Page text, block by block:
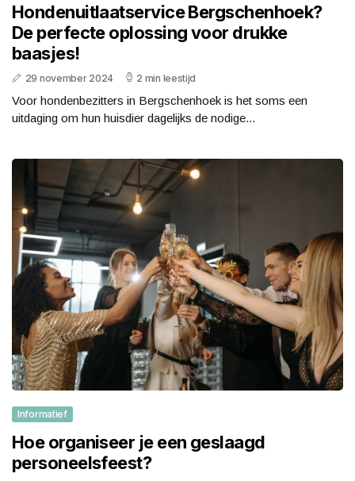
Hondenuitlaatservice Bergschenhoek?
De perfecte oplossing voor drukke
baasjes!
29 november 2024 2 min leestijd
Voor hondenbezitters in Bergschenhoek is het soms een
uitdaging om hun huisdier dagelijks de nodige...
Informatief
Hoe organiseer je een geslaagd
personeelsfeest?